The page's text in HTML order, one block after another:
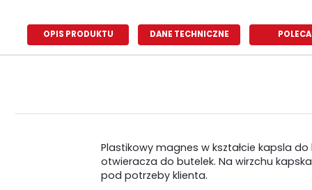
OPIS PRODUKTU DANE TECHNICZNE
Plastikowy magnes w kształcie kapsla
otwieracza do butelek. Na wirzchu
pod potrzeby klienta.